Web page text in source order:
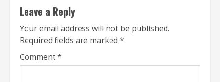
Leave a Reply
Your email address will not be published.
Required fields are marked *
Comment*